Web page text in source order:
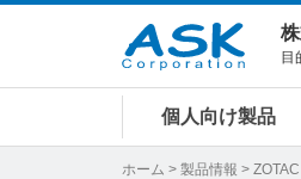
目
個人向け製品
ホーム > 製品情報 > ZOTAC